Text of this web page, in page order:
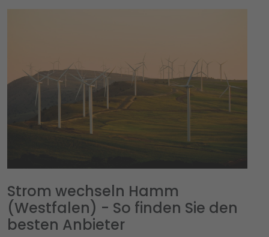
Strom wechseln Hamm
(Westfalen) - So finden Sie den
besten Anbieter